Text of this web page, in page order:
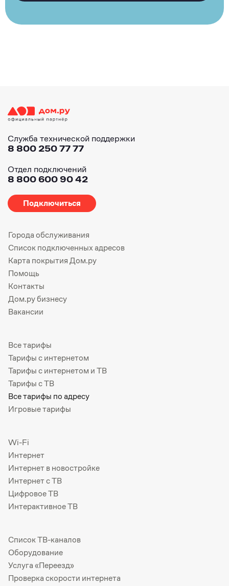
Служба технической поддержки
8 800 250 77 77
Отдел подключений
8 800 600 90 42
Подключиться
Города обслуживания
Список подключенных адресов
Карта покрытия Дом.ру
Помощь
Контакты
Дом.ру бизнесу
Вакансии
Все тарифы
Тарифы с интернетом
Тарифы с интернетом и ТВ
Тарифы с ТВ
Все тарифы по адресу
Игровые тарифы
Wi-Fi
Интернет
Интернет в новостройке
Интернет с ТВ
Цифровое ТВ
Интерактивное ТВ
Список ТВ-каналов
Оборудование
Услуга «Переезд»
Проверка скорости интернета